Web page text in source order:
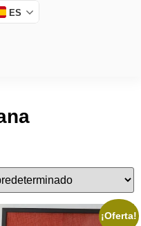
ES
¡Oferta!